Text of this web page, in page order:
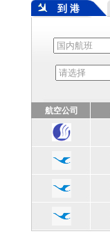
到 港
航空公司